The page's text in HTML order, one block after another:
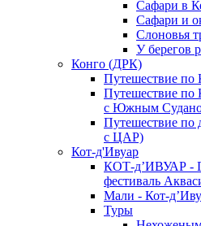
Сафари в
Сафари и
Слоновья
У берегов
Конго (ДРК)
Путешествие по
Путешествие по
с Южным
Путешествие по
с ЦАР)
Кот-д'Ивуар
КОТ-д’ИВУАР -
фестиваль
Мали - Кот-
Туры